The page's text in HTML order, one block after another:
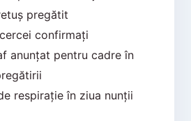
pregătit
confirmați
anunțat pentru cadre în
respirație în ziua nunții